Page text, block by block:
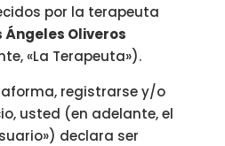
por la terapeuta
Ángeles Oliveros
«La Terapeuta»).
registrarse y/o
usted (en adelante, el
declara ser